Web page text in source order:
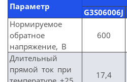
Параметр
G3S06006J
Нормируемое
обратное
напряжение, В
600
Длительный
прямой ток при
17,4